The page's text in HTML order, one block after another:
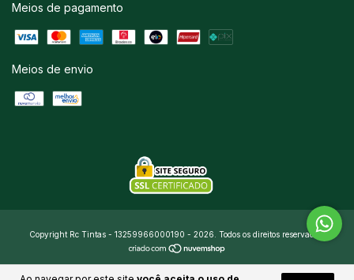
Meios de pagamento
Meios de envio
Copyright Rc Tintas - 13259966000190 - 2026. Todos os direitos reservados.